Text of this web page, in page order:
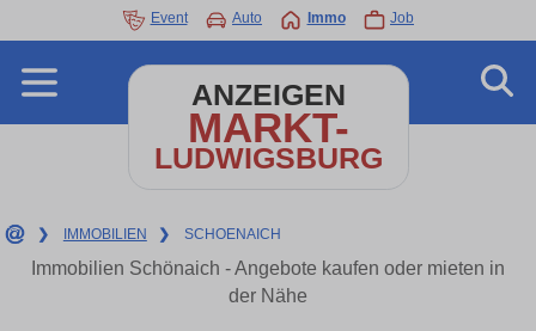
Event Auto Immo Job
ANZEIGEN
MARKT-
LUDWIGSBURG
❯ IMMOBILIEN ❯ SCHOENAICH
Immobilien Schönaich - Angebote kaufen oder mieten in
der Nähe